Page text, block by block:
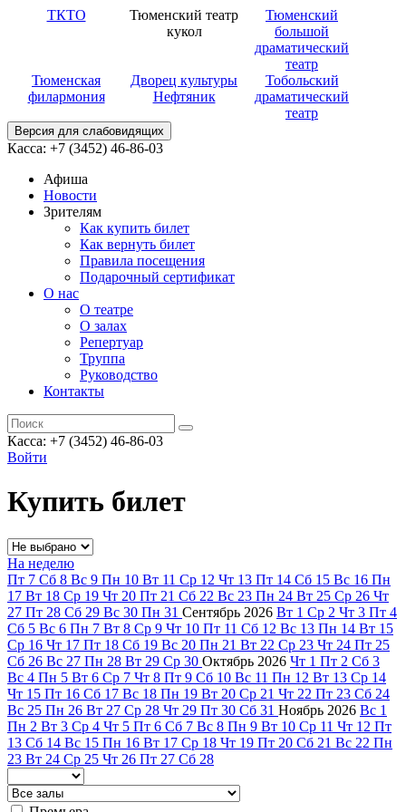
ТКТО
Тюменский театр
кукол
Тюменский
большой
драматический
театр
Тюменская
филармония
Дворец культуры
Нефтяник
Тобольский
драматический
театр
Версия для слабовидящих
Касса: +7 (3452) 46-86-03
Афиша
Новости
Зрителям
Как купить билет
Как вернуть билет
Правила посещения
Подарочный сертификат
О нас
О театре
О залах
Репертуар
Труппа
Руководство
Контакты
Касса: +7 (3452) 46-86-03
Войти
Купить билет
На неделю
Пт 7 Сб 8 Вс 9 Пн 10 Вт 11 Ср 12 Чт 13 Пт 14 Сб 15 Вс 16 Пн
17 Вт 18 Ср 19 Чт 20 Пт 21 Сб 22 Вс 23 Пн 24 Вт 25 Ср 26 Чт
27 Пт 28 Сб 29 Вс 30 Пн 31 Сентябрь 2026 Вт 1 Ср 2 Чт 3 Пт 4
Сб 5 Вс 6 Пн 7 Вт 8 Ср 9 Чт 10 Пт 11 Сб 12 Вс 13 Пн 14 Вт 15
Ср 16 Чт 17 Пт 18 Сб 19 Вс 20 Пн 21 Вт 22 Ср 23 Чт 24 Пт 25
Сб 26 Вс 27 Пн 28 Вт 29 Ср 30 Октябрь 2026 Чт 1 Пт 2 Сб 3
Вс 4 Пн 5 Вт 6 Ср 7 Чт 8 Пт 9 Сб 10 Вс 11 Пн 12 Вт 13 Ср 14
Чт 15 Пт 16 Сб 17 Вс 18 Пн 19 Вт 20 Ср 21 Чт 22 Пт 23 Сб 24
Вс 25 Пн 26 Вт 27 Ср 28 Чт 29 Пт 30 Сб 31 Ноябрь 2026 Вс 1
Пн 2 Вт 3 Ср 4 Чт 5 Пт 6 Сб 7 Вс 8 Пн 9 Вт 10 Ср 11 Чт 12 Пт
13 Сб 14 Вс 15 Пн 16 Вт 17 Ср 18 Чт 19 Пт 20 Сб 21 Вс 22 Пн
23 Вт 24 Ср 25 Чт 26 Пт 27 Сб 28